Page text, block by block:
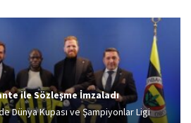
ele alındı.
ile Sözleşme İmzaladı
Dünya Kupası ve Şampiyonlar Ligi